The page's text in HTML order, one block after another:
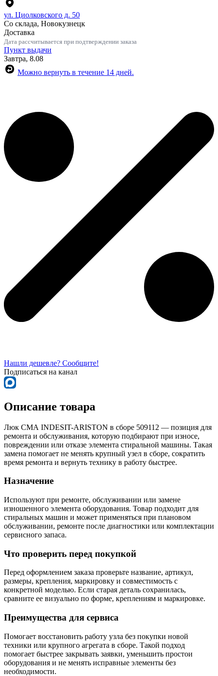
ул. Циолковского д. 50
Со склада, Новокузнецк
Доставка
Дата рассчитывается при подтверждении заказа
Пункт выдачи
Завтра, 8.08
Можно вернуть в течение 14 дней.
Нашли дешевле? Сообщите!
Подписаться на канал
Описание товара
Люк СМА INDESIT-ARISTON в сборе 509112 — позиция для
ремонта и обслуживания, которую подбирают при износе,
повреждении или отказе элемента стиральной машины. Такая
замена помогает не менять крупный узел в сборе, сократить
время ремонта и вернуть технику в работу быстрее.
Назначение
Используют при ремонте, обслуживании или замене
изношенного элемента оборудования. Товар подходит для
стиральных машин и может применяться при плановом
обслуживании, ремонте после диагностики или комплектации
сервисного запаса.
Что проверить перед покупкой
Перед оформлением заказа проверьте название, артикул,
размеры, крепления, маркировку и совместимость с
конкретной моделью. Если старая деталь сохранилась,
сравните ее визуально по форме, креплениям и маркировке.
Преимущества для сервиса
Помогает восстановить работу узла без покупки новой
техники или крупного агрегата в сборе. Такой подход
помогает быстрее закрывать заявки, уменьшить простои
оборудования и не менять исправные элементы без
необходимости.